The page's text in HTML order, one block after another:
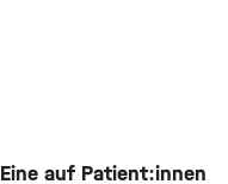
Eine auf Patient:innen